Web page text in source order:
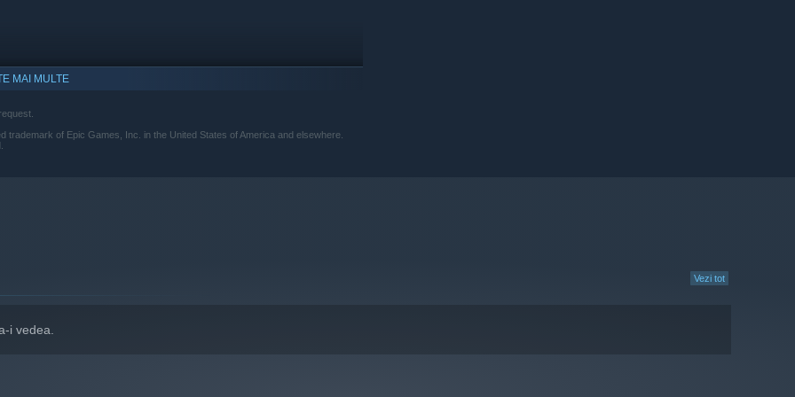
MAI MULTE
of Epic Games, Inc. in the United States of America and elsewhere.
Vezi tot
i vedea.